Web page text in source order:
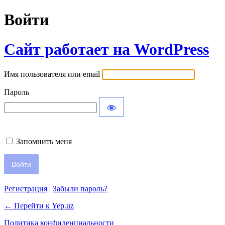
Войти
Сайт работает на WordPress
Имя пользователя или email
Пароль
Запомнить меня
Регистрация | Забыли пароль?
← Перейти к Yep.uz
Политика конфиденциальности